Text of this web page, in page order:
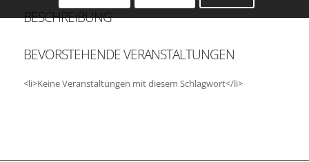
BESCHREIBUNG
BEVORSTEHENDE VERANSTALTUNGEN
<li>Keine Veranstaltungen mit diesem Schlagwort</li>